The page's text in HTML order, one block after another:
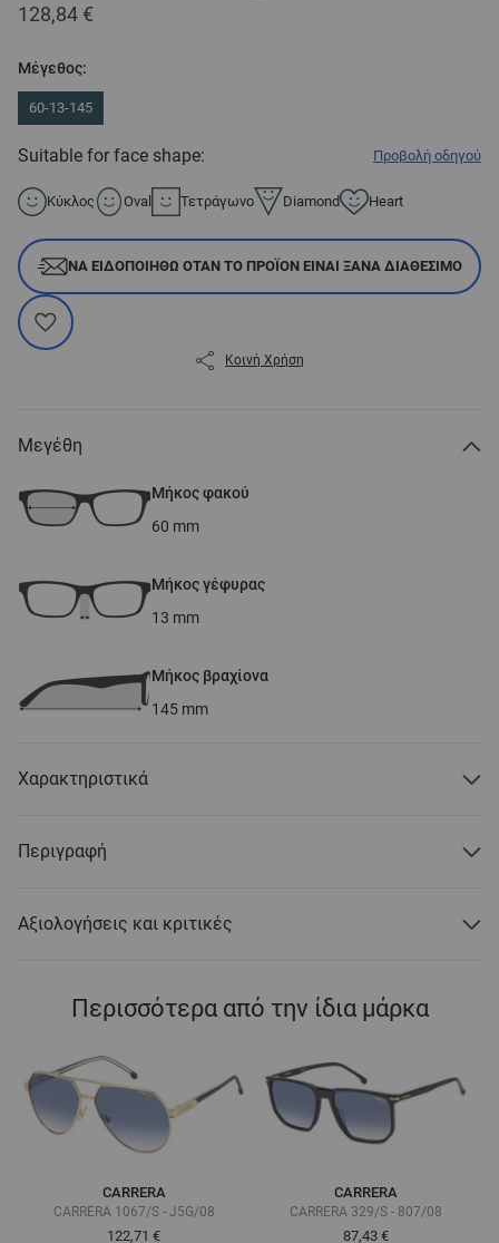
128,84 €
Μέγεθος:
60-13-145
Suitable for face shape: Προβολή οδηγού
Κύκλος Oval Τετράγωνο Diamond Heart
ΝΑ ΕΙΔΟΠΟΙΗΘΏ ΌΤΑΝ ΤΟ ΠΡΟΪΌΝ ΕΊΝΑΙ ΞΑΝΆ ΔΙΑΘΈΣΙΜΟ
Κοινή Χρήση
Μεγέθη
Μήκος φακού
60 mm
Μήκος γέφυρας
13 mm
Μήκος βραχίονα
145 mm
Χαρακτηριστικά
Περιγραφή
Αξιολογήσεις και κριτικές
Περισσότερα από την ίδια μάρκα
CARRERA
CARRERA 1067/S - J5G/08
122,71 €
CARRERA
CARRERA 329/S - 807/08
87,43 €